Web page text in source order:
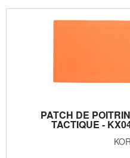
PATCH DE
TACTIQUE -